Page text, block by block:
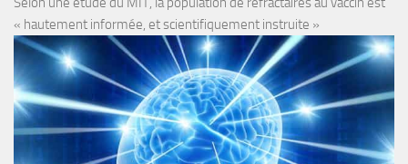
« hautement informée, et scientifiquement instruite »